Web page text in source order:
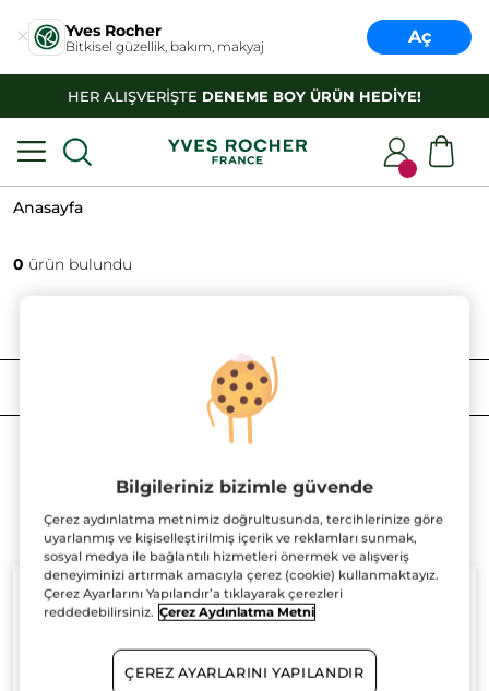
Yves Rocher
Bitkisel güzellik, bakım, makyaj Aç
HER ALIŞVERİŞTE DENEME BOY ÜRÜN HEDİYE!
Anasayfa
0 ürün bulundu
SIRALAMA
%100
aktifler
bitkisel
tarım sahası
Bilgileriniz bizimle güvende
Çerez aydınlatma metnimiz doğrultusunda, tercihlerinize göre
uyarlanmış ve kişiselleştirilmiş içerik ve reklamları sunmak,
sosyal medya ile bağlantılı hizmetleri önermek ve alışveriş
deneyiminizi artırmak amacıyla çerez (cookie) kullanmaktayız.
Çerez Ayarlarını Yapılandır’a tıklayarak çerezleri
reddedebilirsiniz. Çerez Aydınlatma Metni
ÇEREZ AYARLARINI YAPILANDIR